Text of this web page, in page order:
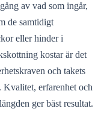
av vad som ingår,
de samtidigt
eller hinder i
kostar är det
och takets
Kvalitet, erfarenhet och
ger bäst resultat.